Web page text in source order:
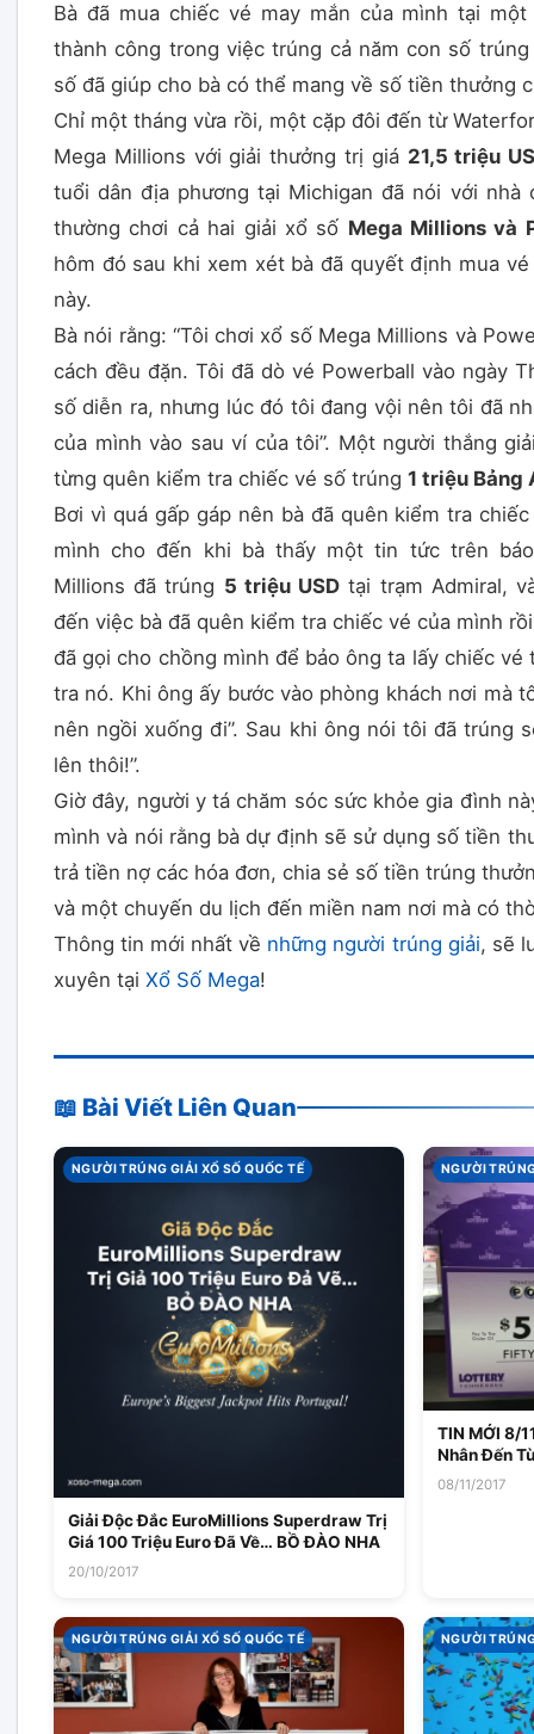
Bà đã mua chiếc vé may mắn của mình tại
thành công trong việc trúng cả năm con số
số đã giúp cho bà có thể mang về số tiền thưởng
Chỉ một tháng vừa rồi, một cặp đôi đến từ
Mega Millions với giải thưởng trị giá 21,5 triệu
tuổi dân địa phương tại Michigan đã nói với nhà
thường chơi cả hai giải xổ số Mega Millions và
hôm đó sau khi xem xét bà đã quyết định mua
này.
Bà nói rằng: “Tôi chơi xổ số Mega Millions và
cách đều đặn. Tôi đã dò vé Powerball vào ngày
số diễn ra, nhưng lúc đó tôi đang vội nên tôi đã
của mình vào sau ví của tôi”. Một người thắng
từng quên kiểm tra chiếc vé số trúng 1 triệu Bảng
Bơi vì quá gấp gáp nên bà đã quên kiểm tra
mình cho đến khi bà thấy một tin tức trên
Millions đã trúng 5 triệu USD tại trạm Admiral,
đến việc bà đã quên kiểm tra chiếc vé của mình
đã gọi cho chồng mình để bảo ông ta lấy chiếc vé
tra nó. Khi ông ấy bước vào phòng khách nơi mà
nên ngồi xuống đi”. Sau khi ông nói tôi đã trúng
lên thôi!”.
Giờ đây, người y tá chăm sóc sức khỏe gia đình
mình và nói rằng bà dự định sẽ sử dụng số tiền
trả tiền nợ các hóa đơn, chia sẻ số tiền trúng
và một chuyến du lịch đến miền nam nơi mà có
Thông tin mới nhất về những người trúng giải, sẽ
xuyên tại Xổ Số Mega!
📖 Bài Viết Liên Quan
NGƯỜI TRÚNG GIẢI XỔ SỐ QUỐC TẾ
Giải Độc Đắc EuroMillions Superdraw Trị
Giá 100 Triệu Euro Đã Về… BỒ ĐÀO NHA
20/10/2017
NGƯỜI
TIN MỚI 8/
Nhân Đến
Thưởng
08/11/2017
NGƯỜI TRÚNG GIẢI XỔ SỐ QUỐC TẾ NGƯỜI